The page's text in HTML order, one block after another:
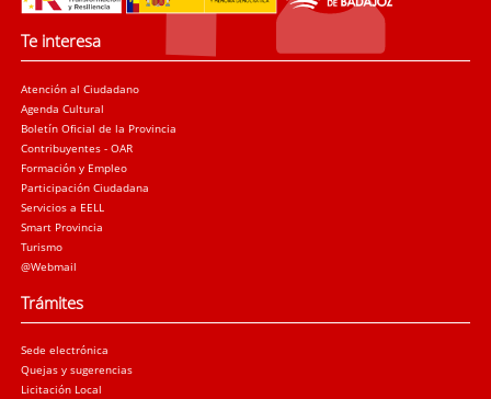
Te interesa
Atención al Ciudadano
Agenda Cultural
Boletín Oficial de la Provincia
Contribuyentes - OAR
Formación y Empleo
Participación Ciudadana
Servicios a EELL
Smart Provincia
Turismo
@Webmail
Trámites
Sede electrónica
Quejas y sugerencias
Licitación Local